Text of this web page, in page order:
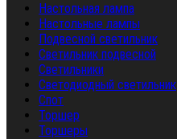
Настольная лампа
Настольные лампы
Подвесной светильник
Светильник подвесной
Светильники
Светодиодный светильник
Спот
Торшер
Торшеры